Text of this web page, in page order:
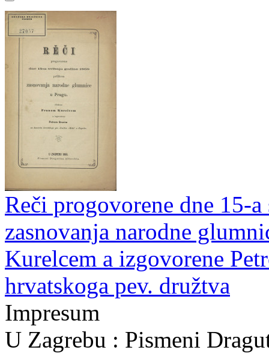
Reči progovorene dne 15-
zasnovanja narodne
Kurelcem a izgovorene
hrvatskoga pev. družtva
Impresum
U Zagrebu : Pismeni